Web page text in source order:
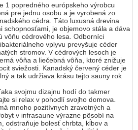
1 popredného európskeho výrobcu
pre jednu osobu a je vyrobená zo
cédra. Táto luxusná drevina
schopnosťami, je objemovo stála a dáva
vôňu cédrového lesa. Odborníci
vplyvu prevyšuje céder
stromov. V cédrových lesoch je
vôňa a liečebná vôňa, ktoré znižuje
sviežosti. Kanadský červený céder je
a tak udržiava krásu tejto sauny rok
svojmu dizajnu hodí do takmer
si relax v pohodlí svojho domova.
mnoho pozitívnych zravotných a
v infrasaune výrazne pôsobí na
odstraňuje bolesť chrbta, kĺbov a